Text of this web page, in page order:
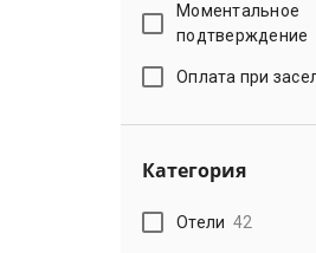
Моментальное
подтверждение
Оплата при
Категория
Отели 42